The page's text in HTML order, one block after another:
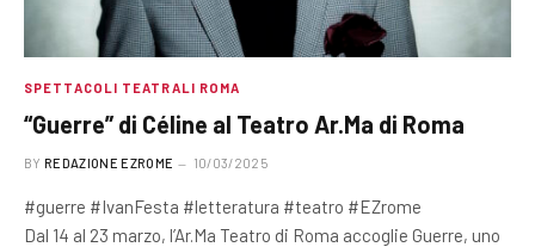
SPETTACOLI TEATRALI ROMA
“Guerre” di Céline al Teatro Ar.Ma di Roma
BY REDAZIONE EZROME 10/03/2025
#guerre #IvanFesta #letteratura #teatro #EZrome
Dal 14 al 23 marzo, l’Ar.Ma Teatro di Roma accoglie Guerre, uno